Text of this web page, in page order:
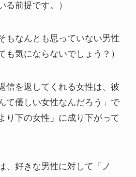
る前提です。）
もなんとも思っていない男性
も気にならないでしょう？）
信を返してくれる女性は、彼
て優しい女性なんだろう」で
り下の女性」に成り下がって
、好きな男性に対して「ノ